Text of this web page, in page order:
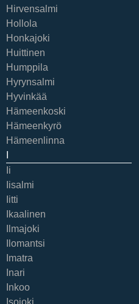
Hirvensalmi
Hollola
Honkajoki
Huittinen
Humppila
Hyrynsalmi
Hyvinkää
Hämeenkoski
Hämeenkyrö
Hämeenlinna
Ii
Iisalmi
Iitti
Ikaalinen
Ilmajoki
Ilomantsi
Imatra
Inari
Inkoo
Isojoki